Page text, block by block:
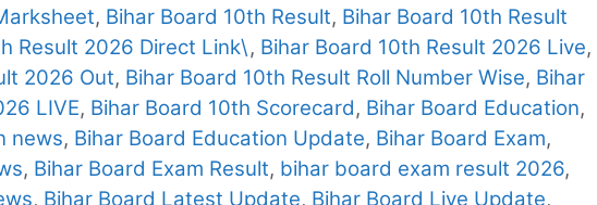
, Bihar Board 10th Result, Bihar Board 10th Result
Result 2026 Direct Link\, Bihar Board 10th Result 2026 Live,
2026 Out, Bihar Board 10th Result Roll Number Wise, Bihar
LIVE, Bihar Board 10th Scorecard, Bihar Board Education,
news, Bihar Board Education Update, Bihar Board Exam,
, Bihar Board Exam Result, bihar board exam result 2026,
, Bihar Board Latest Update, Bihar Board Live Update,